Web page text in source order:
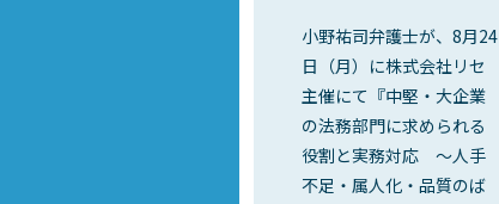
小野祐司弁護士が、8月24
日（月）に株式会社リセ
主催にて『中堅・大企業
の法務部門に求められる
役割と実務対応 ～人手
不足・属人化・品質のば